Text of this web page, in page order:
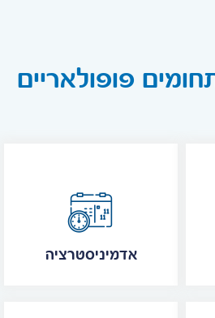
פופולאריים
אדמיניסטרציה